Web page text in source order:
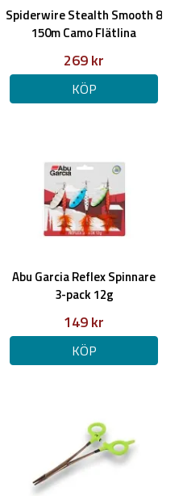
Spiderwire Stealth Smooth 8
150m Camo Flätlina
269 kr
KÖP
Abu Garcia Reflex Spinnare
3-pack 12g
149 kr
KÖP